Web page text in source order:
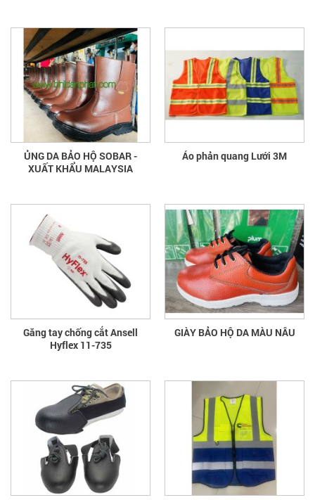
ỦNG DA BẢO HỘ SOBAR -
XUẤT KHẨU MALAYSIA
Áo phản quang Lưới 3M
Găng tay chống cắt Ansell
Hyflex 11-735
GIÀY BẢO HỘ DA MÀU NÂU